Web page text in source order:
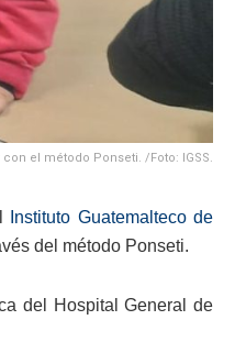
el método Ponseti. /Foto: IGSS.
Instituto Guatemalteco de
del método Ponseti.
del Hospital General de